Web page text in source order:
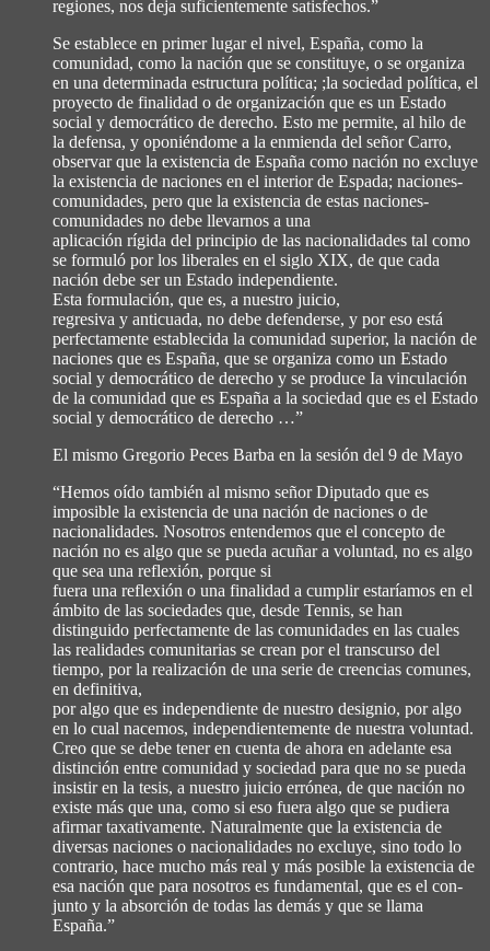
regiones, nos deja suficientemente satisfechos.”
Se establece en primer lugar el nivel, España, como la
comunidad, como la nación que se constituye, o se organiza
en una determinada estructura política; ;la sociedad política, el
proyecto de finalidad o de organización que es un Estado
social y democrático de derecho. Esto me permite, al hilo de
la defensa, y oponiéndome a la enmienda del señor Carro,
observar que la existencia de España como nación no excluye
la existencia de naciones en el interior de Espada; naciones-
comunidades, pero que la existencia de estas naciones-
comunidades no debe llevarnos a una
aplicación rígida del principio de las nacionalidades tal como
se formuló por los liberales en el siglo XIX, de que cada
nación debe ser un Estado independiente.
Esta formulación, que es, a nuestro juicio,
regresiva y anticuada, no debe defenderse, y por eso está
perfectamente establecida la comunidad superior, la nación de
naciones que es España, que se organiza como un Estado
social y democrático de derecho y se produce Ia vinculación
de la comunidad que es España a la sociedad que es el Estado
social y democrático de derecho …”
El mismo Gregorio Peces Barba en la sesión del 9 de Mayo
“Hemos oído también al mismo señor Diputado que es
imposible la existencia de una nación de naciones o de
nacionalidades. Nosotros entendemos que el concepto de
nación no es algo que se pueda acuñar a voluntad, no es algo
que sea una reflexión, porque si
fuera una reflexión o una finalidad a cumplir estaríamos en el
ámbito de las sociedades que, desde Tennis, se han
distinguido perfectamente de las comunidades en las cuales
las realidades comunitarias se crean por el transcurso del
tiempo, por la realización de una serie de creencias comunes,
en definitiva,
por algo que es independiente de nuestro designio, por algo
en lo cual nacemos, independientemente de nuestra voluntad.
Creo que se debe tener en cuenta de ahora en adelante esa
distinción entre comunidad y sociedad para que no se pueda
insistir en la tesis, a nuestro juicio errónea, de que nación no
existe más que una, como si eso fuera algo que se pudiera
afirmar taxativamente. Naturalmente que la existencia de
diversas naciones o nacionalidades no excluye, sino todo lo
contrario, hace mucho más real y más posible la existencia de
esa nación que para nosotros es fundamental, que es el con-
junto y la absorción de todas las demás y que se llama
España.”